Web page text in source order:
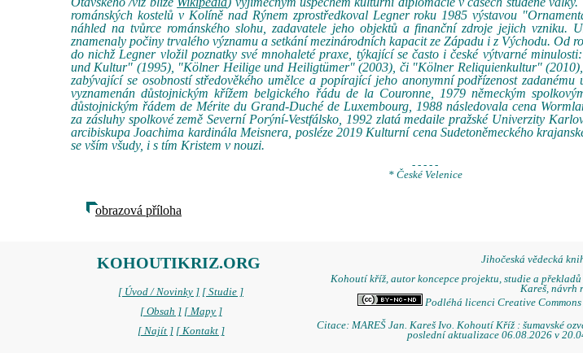
románských kostelů v Kolíně nad Rýnem zprostředkoval Legner roku 1985 výstavou
náhled na tvůrce románského slohu, zadavatele jeho objektů a finanční zdroje jejich vzniku.
znamenaly počiny trvalého významu a setkání mezinárodních kapacit ze Západu i z Východu. Od
do nichž Legner vložil poznatky své mnohaleté praxe, týkající se často i české výtvarné
und Kultur" (1995), "Kölner Heilige und Heiligtümer" (2003), či "Kölner Reliquienkultur"
zabývající se osobností středověkého umělce a popírající jeho anonymní podřízenost
vyznamenán důstojnickým křížem belgického řádu de la Couronne, 1979 německým
důstojnickým řádem de Mérite du Grand-Duché de Luxembourg, 1988 následovala cena
za zásluhy spolkové země Severní Porýní-Vestfálsko, 1992 zlatá medaile pražské Univerzity
arcibiskupa Joachima kardinála Meisnera, posléze 2019 Kulturní cena Sudetoněmeckého
se vším všudy, i s tím Kristem v nouzi.
- - - - -
* České Velenice
obrazová příloha
KOHOUTIKRIZ.ORG
[ Úvod / Novinky ] [ Studie ]
[ Obsah ] [ Mapy ]
[ Najít ] [ Kontakt ]
Jihočeská vědecká
Kohoutí kříž, autor koncepce projektu, studie a překladů
Kareš, návrh
Podléhá licenci Creative
Citace: MAREŠ Jan. Kareš Ivo. Kohoutí Kříž : šumavské
poslední aktualizace 06.08.2026 v